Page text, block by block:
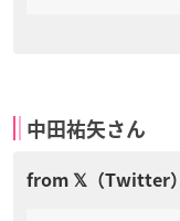
中田祐矢さん